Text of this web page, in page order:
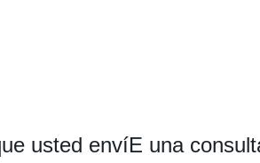
usted envíE una